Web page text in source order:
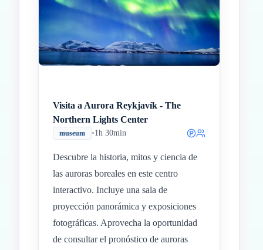
Visita a Aurora Reykjavík - The
Northern Lights Center
museum •1h 30min
Descubre la historia, mitos y ciencia de
las auroras boreales en este centro
interactivo. Incluye una sala de
proyección panorámica y exposiciones
fotográficas. Aprovecha la oportunidad
de consultar el pronóstico de auroras